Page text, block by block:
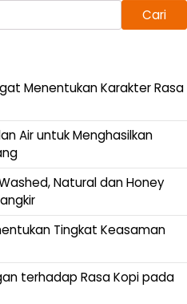
Cari
Menentukan Karakter Rasa
Air untuk Menghasilkan
Natural dan Honey
Tingkat Keasaman
terhadap Rasa Kopi pada